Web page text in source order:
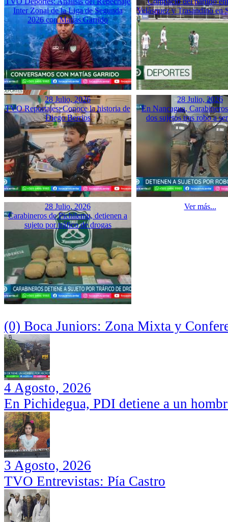
Inter Zonal de la Liga de Segunda
2026 con Matías Garrido
Velásquez y Trasandino en
28 Julio, 2026
TVO Reportajes: Conoce la historia de
Diego Berrios
28 Julio, 2026
En Nancagua,
dos sujetos tras robo a
28 Julio, 2026
Carabineros de Pichilemu, detienen a
sujeto por tráfico de drogas
Ver más...
(0) Boca Juniors: Zona Mixta y
4 Agosto, 2026
En Pichidegua, PDI detiene a un
3 Agosto, 2026
TVO Entrevistas: Pía Castro